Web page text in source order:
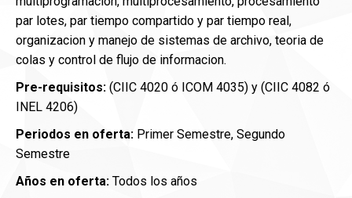
par lotes, par tiempo compartido y par tiempo real,
organizacion y manejo de sistemas de archivo, teoria de
colas y control de flujo de informacion.
Pre-requisitos: (CIIC 4020 ó ICOM 4035) y (CIIC 4082 ó
INEL 4206)
Periodos en oferta: Primer Semestre, Segundo
Semestre
Años en oferta: Todos los años